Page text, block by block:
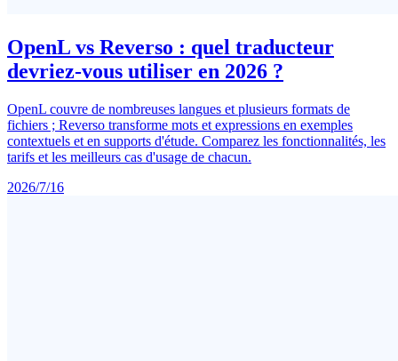
OpenL vs Reverso : quel traducteur
devriez-vous utiliser en 2026 ?
OpenL couvre de nombreuses langues et plusieurs formats de
fichiers ; Reverso transforme mots et expressions en exemples
contextuels et en supports d'étude. Comparez les fonctionnalités, les
tarifs et les meilleurs cas d'usage de chacun.
2026/7/16